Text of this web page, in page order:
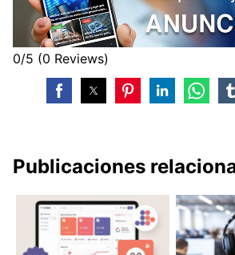
0/5 (0 Reviews)
Publicaciones